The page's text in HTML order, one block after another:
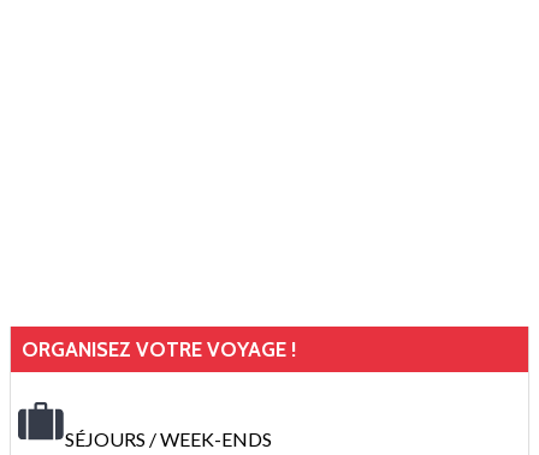
ORGANISEZ VOTRE VOYAGE !
SÉJOURS / WEEK-ENDS